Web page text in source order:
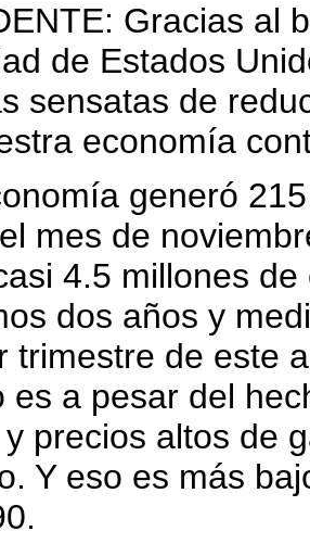
Gracias al
de Estados
sensatas de
economía
generó
mes de
4.5 millones
dos años y
trimestre de este
es a pesar del
precios altos de
Y eso es más